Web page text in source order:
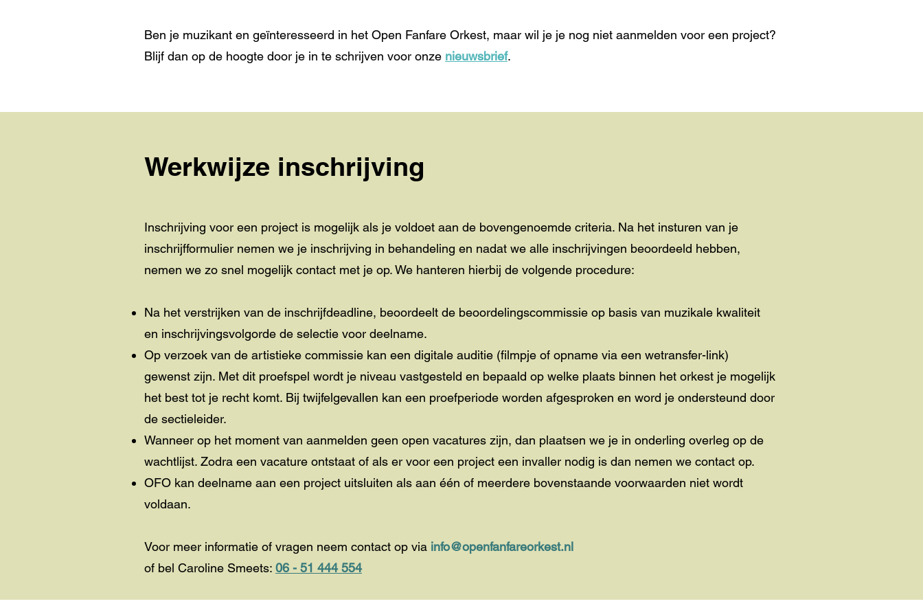
Ben je muzikant en geïnteresseerd in het Open Fanfare Orkest, maar wil je je nog niet aanmelden voor een project?
Blijf dan op de hoogte door je in te schrijven voor onze nieuwsbrief.
Werkwijze inschrijving
Inschrijving voor een project is mogelijk als je voldoet aan de bovengenoemde criteria. Na het insturen van je
inschrijfformulier nemen we je inschrijving in behandeling en nadat we alle inschrijvingen beoordeeld hebben,
nemen we zo snel mogelijk contact met je op. We hanteren hierbij de volgende procedure:
Na het verstrijken van de inschrijfdeadline, beoordeelt de beoordelingscommissie op basis van muzikale kwaliteit
en inschrijvingsvolgorde de selectie voor deelname.
Op verzoek van de artistieke commissie kan een digitale auditie (filmpje of opname via een wetransfer-link)
gewenst zijn. Met dit proefspel wordt je niveau vastgesteld en bepaald op welke plaats binnen het orkest je mogelijk
het best tot je recht komt. Bij twijfelgevallen kan een proefperiode worden afgesproken en word je ondersteund door
de sectieleider.
Wanneer op het moment van aanmelden geen open vacatures zijn, dan plaatsen we je in onderling overleg op de
wachtlijst. Zodra een vacature ontstaat of als er voor een project een invaller nodig is dan nemen we contact op.
OFO kan deelname aan een project uitsluiten als aan één of meerdere bovenstaande voorwaarden niet wordt
voldaan.
Voor meer informatie of vragen neem contact op via info@openfanfareorkest.nl
of bel Caroline Smeets: 06 - 51 444 554